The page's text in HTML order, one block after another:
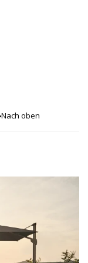
Nach oben